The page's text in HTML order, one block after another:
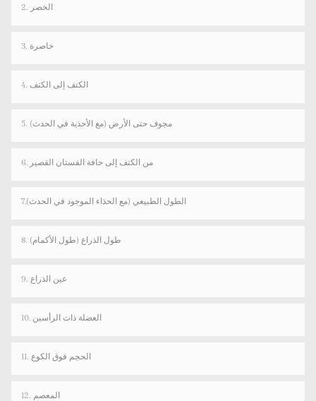
2. الخصر
3. خاصرة
4. الكتف إلى الكتف
5. مجوف حتى الأرض (مع الأحذية في الحدث)
6. من الكتف إلى حافة الفستان القصير
7.الطول الطبيعي (مع الحذاء الموجود في الحدث)
8. طول الذراع (طول الأكمام)
9. عين الذراع
10. العضلة ذات الرأسين
11. الحجم فوق الكوع
12. المعصم